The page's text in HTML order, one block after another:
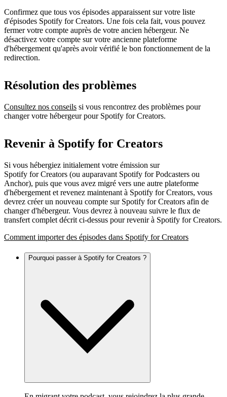
Confirmez que tous vos épisodes apparaissent sur votre liste
d'épisodes Spotify for Creators. Une fois cela fait, vous pouvez
fermer votre compte auprès de votre ancien hébergeur. Ne
désactivez votre compte sur votre ancienne plateforme
d'hébergement qu'après avoir vérifié le bon fonctionnement de la
redirection.
Résolution des problèmes
Consultez nos conseils si vous rencontrez des problèmes pour
changer votre hébergeur pour Spotify for Creators.
Revenir à Spotify for Creators
Si vous hébergiez initialement votre émission sur
Spotify for Creators (ou auparavant Spotify for Podcasters ou
Anchor), puis que vous avez migré vers une autre plateforme
d'hébergement et revenez maintenant à Spotify for Creators, vous
devrez créer un nouveau compte sur Spotify for Creators afin de
changer d'hébergeur. Vous devrez à nouveau suivre le flux de
transfert complet décrit ci-dessus pour revenir à Spotify for Creators.
Comment importer des épisodes dans Spotify for Creators
Pourquoi passer à Spotify for Creators ?